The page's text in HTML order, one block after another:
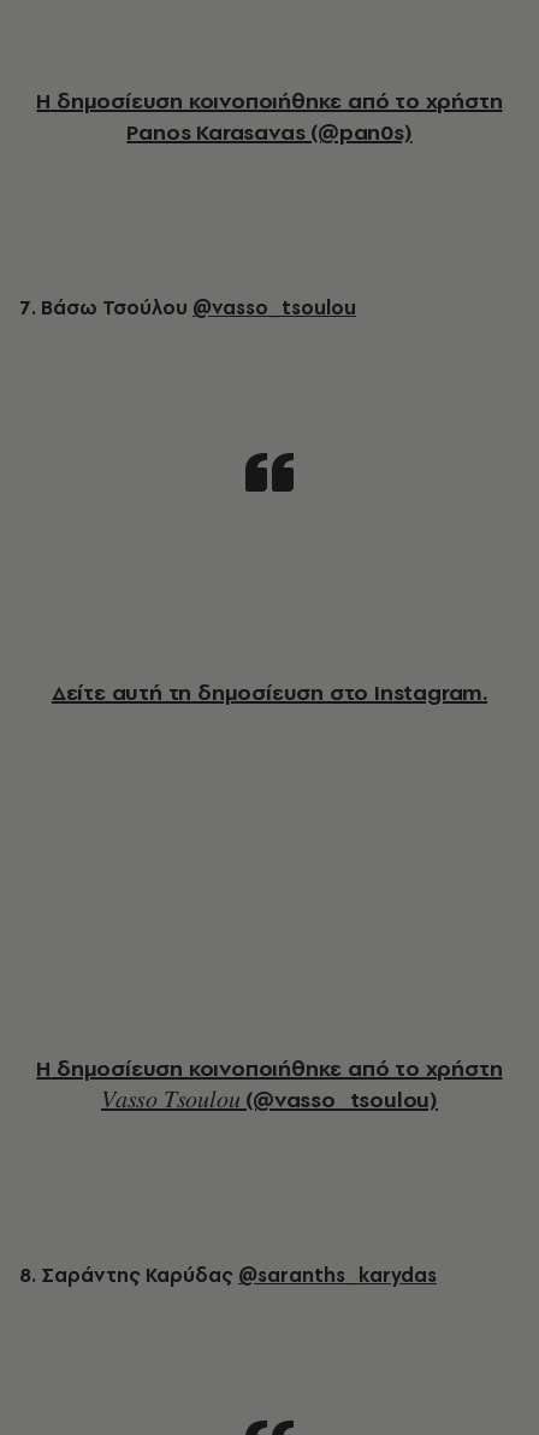
Η δημοσίευση κοινοποιήθηκε από το χρήστη
Panos Karasavas (@pan0s)
7. Βάσω Τσούλου @vasso_tsoulou
Δείτε αυτή τη δημοσίευση στο Instagram.
Η δημοσίευση κοινοποιήθηκε από το χρήστη
𝑉𝑎𝑠𝑠𝑜 𝑇𝑠𝑜𝑢𝑙𝑜𝑢 (@vasso_tsoulou)
8. Σαράντης Καρύδας @saranths_karydas